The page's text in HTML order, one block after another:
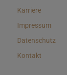
Karriere
Impressum
Datenschutz
Kontakt